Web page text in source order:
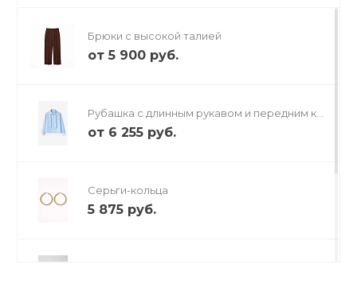
Брюки с высокой талией
от 5 900 руб.
Рубашка с длинным рукавом и передним ка
рманом
от 6 255 руб.
Серьги-кольца
5 875 руб.